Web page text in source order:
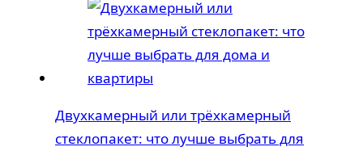
Двухкамерный или трёхкамерный
стеклопакет: что лучше выбрать для